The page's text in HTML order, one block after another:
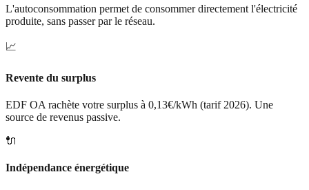
L'autoconsommation permet de consommer directement l'électricité
produite, sans passer par le réseau.
📈
Revente du surplus
EDF OA rachète votre surplus à 0,13€/kWh (tarif 2026). Une
source de revenus passive.
🔌
Indépendance énergétique